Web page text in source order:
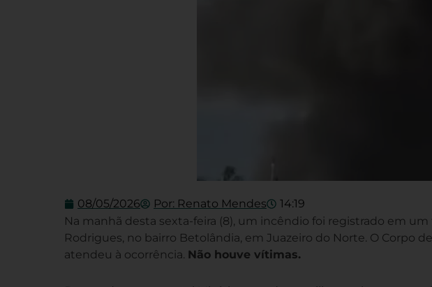
08/05/2026 Por: Renato Mendes
14:19
Na manhã desta sexta-feira (8), um incêndio foi registrado em
Rodrigues, no bairro Betolândia, em Juazeiro do Norte. O Corpo
atendeu à ocorrência. Não houve vítimas.